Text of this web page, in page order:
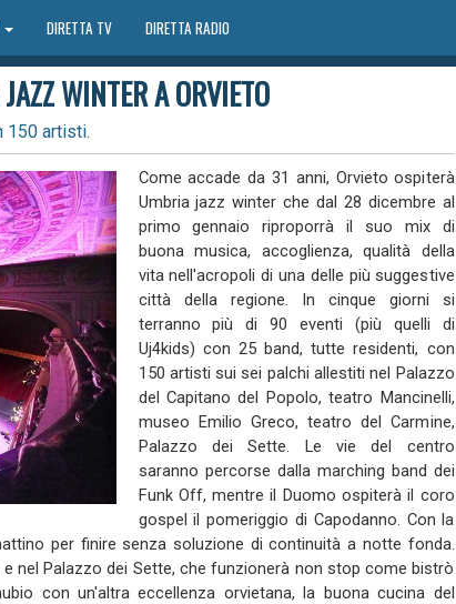
DIRETTA TV DIRETTA RADIO
WINTER A ORVIETO
150 artisti.
Come accade da 31 anni, Orvieto ospiterà
Umbria jazz winter che dal 28 dicembre al
primo gennaio riproporrà il suo mix di
buona musica, accoglienza, qualità della
vita nell'acropoli di una delle più suggestive
città della regione. In cinque giorni si
terranno più di 90 eventi (più quelli di
Uj4kids) con 25 band, tutte residenti, con
150 artisti sui sei palchi allestiti nel Palazzo
del Capitano del Popolo, teatro Mancinelli,
museo Emilio Greco, teatro del Carmine,
Palazzo dei Sette. Le vie del centro
saranno percorse dalla marching band dei
Funk Off, mentre il Duomo ospiterà il coro
gospel il pomeriggio di Capodanno. Con la
per finire senza soluzione di continuità a notte fonda.
e nel Palazzo dei Sette, che funzionerà non stop come bistrò
con un'altra eccellenza orvietana, la buona cucina del